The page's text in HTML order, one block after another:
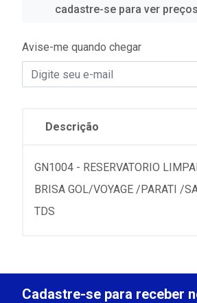
cadastre-se para ver
Avise-me quando chegar
Descrição
GN1004 - RESERVATORIO
BRISA GOL/VOYAGE /PARATI /
TDS
Cadastre-se para receber